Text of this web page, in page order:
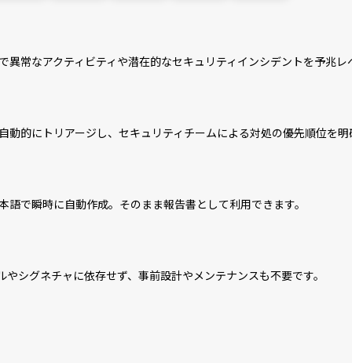
異常なアクティビティや潜在的なセキュリティインシデントを予兆
動的にトリアージし、セキュリティチームによる対処の優先順位を
語で瞬時に自動作成。そのまま報告書として利用できます。
シグネチャに依存せず、事前設計やメンテナンスも不要です。